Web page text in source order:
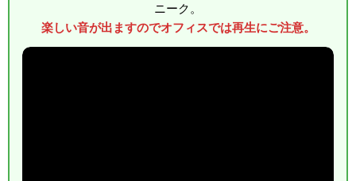
ニーク。
楽しい音が出ますのでオフィスでは再生にご注意。